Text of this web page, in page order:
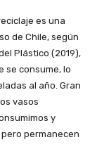
es una
de Chile, según
Plástico (2019),
se consume, lo
al año. Gran
vasos
y
permanecen